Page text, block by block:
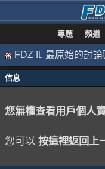
專題 頻道
FDZ ft. 最原始的討論
信息
您無權查看用戶個人
您可以 按這裡返回上